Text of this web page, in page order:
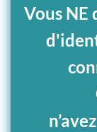
Vous NE